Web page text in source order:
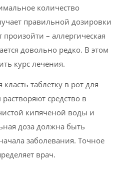
количество
правильной дозировки
– аллергическая
довольно редко. В этом
курс лечения.
таблетку в рот для
средство в
кипяченой воды и
доза должна быть
заболевания. Точное
врач.